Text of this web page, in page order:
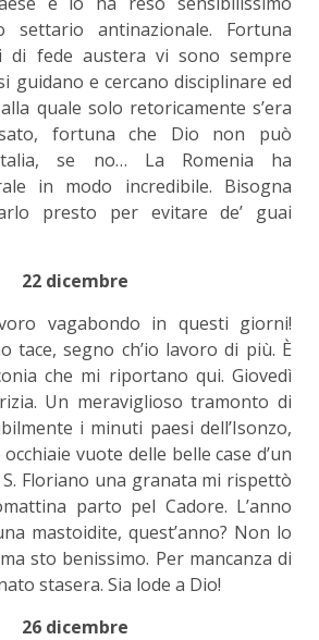
settario antinazionale. Fortuna
di fede austera vi sono sempre
guidano e cercano disciplinare ed
quale solo retoricamente s’era
fortuna che Dio non può
se no… La Romenia ha
in modo incredibile. Bisogna
presto per evitare de’ guai
22 dicembre
vagabondo in questi giorni!
tace, segno ch’io lavoro di più. È
che mi riportano qui. Giovedì
Un meraviglioso tramonto di
i minuti paesi dell’Isonzo,
vuote delle belle case d’un
Floriano una granata mi rispettò
parto pel Cadore. L’anno
mastoidite, quest’anno? Non lo
sto benissimo. Per mancanza di
stasera. Sia lode a Dio!
26 dicembre